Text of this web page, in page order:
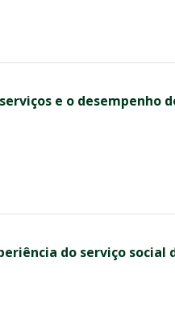
e o desempenho
do serviço social